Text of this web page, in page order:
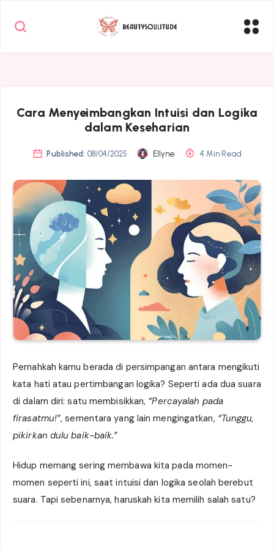
Cara Menyeimbangkan Intuisi dan Logika
dalam Keseharian
Published: 08/04/2025 Ellyne 4 Min Read
Pernahkah kamu berada di persimpangan antara mengikuti
kata hati atau pertimbangan logika? Seperti ada dua suara
di dalam diri: satu membisikkan, “Percayalah pada
firasatmu!”, sementara yang lain mengingatkan, “Tunggu,
pikirkan dulu baik-baik.”
Hidup memang sering membawa kita pada momen-
momen seperti ini, saat intuisi dan logika seolah berebut
suara. Tapi sebenarnya, haruskah kita memilih salah satu?